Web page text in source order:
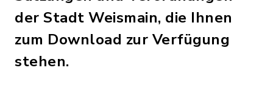
der Stadt Weismain, die Ihnen
zum Download zur Verfügung
stehen.